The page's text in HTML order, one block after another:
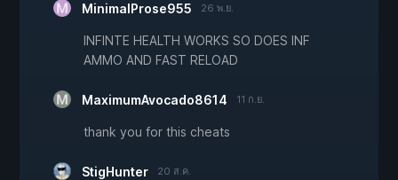
MinimalProse955 26 พ.ย.
INFINTE HEALTH WORKS SO DOES INF
AMMO AND FAST RELOAD
MaximumAvocado8614 11 ก.ย.
thank you for this cheats
StigHunter 20 ส.ค.